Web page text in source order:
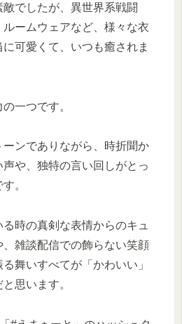
でしたが、異世界系戦闘
ームウェアなど、様々な衣
可愛くて、いつも癒されま
一つです。
ンでありながら、時折聞か
や、独特の言い回しがとっ
。
時の真剣な表情からのキュ
雑談配信での飾らない笑顔
舞いすべてが「かわいい」
思います。